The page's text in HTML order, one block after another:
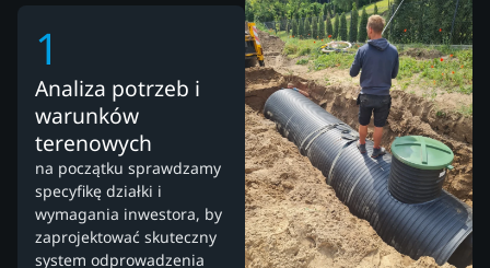
1
Analiza potrzeb i
warunków
terenowych
na początku sprawdzamy
specyfikę działki i
wymagania inwestora, by
zaprojektować skuteczny
system odprowadzenia